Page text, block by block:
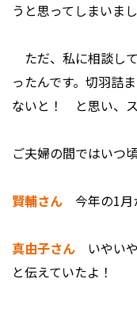
うと思ってしまいまし
ただ、私に相談し
ったんです。切羽詰
ないと！ と思い、ス
――ご夫婦の間ではい
賢輔さん 今年の1月
真由子さん いやい
と伝えていたよ！